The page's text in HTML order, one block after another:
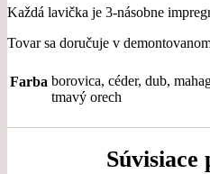
Každá lavička je 3-násobne
Tovar sa doručuje v
Farba borovica, céder, dub,
tmavý orech